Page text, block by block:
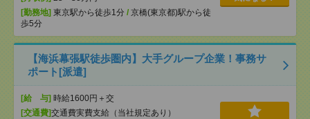
[勤務地] 東京駅から徒歩1分 / 京橋(東京都)駅から徒
歩5分
【海浜幕張駅徒歩圏内】大手グループ企業！事務サ
ポート[派遣]
[給 与] 時給1600円＋交
[交通費]交通費実費支給（当社規定あり）